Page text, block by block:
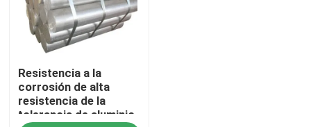
Tira de acero inoxidable de la bobina
Perfil decorativo de los SS
Barra de varilla de acero inoxidable
Resistencia a la
corrosión de alta
resistencia de la
tolerancia de aluminio